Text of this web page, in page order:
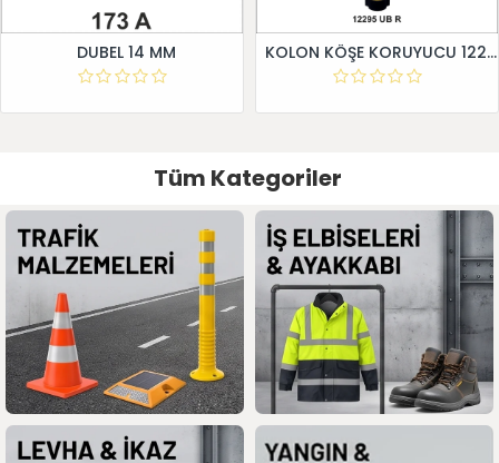
DUBEL 14 MM KOLON KÖŞE KORUYUCU 12295 UB R
Tüm Kategoriler